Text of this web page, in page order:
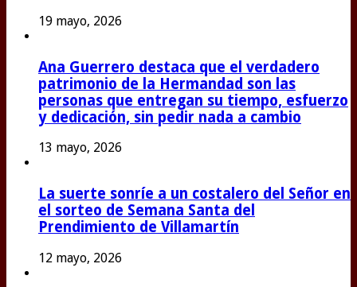
19 mayo, 2026
Ana Guerrero destaca que el verdadero
patrimonio de la Hermandad son las
personas que entregan su tiempo, esfuerzo
y dedicación, sin pedir nada a cambio
13 mayo, 2026
La suerte sonríe a un costalero del Señor en
el sorteo de Semana Santa del
Prendimiento de Villamartín
12 mayo, 2026